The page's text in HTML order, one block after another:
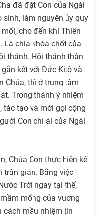
đã đặt Con của Ngài
làm nguyên ủy quy
cho đến khi Thiên
Là chìa khóa chốt của
thánh. Hội thánh thân
kết với Đức Kitô và
Chúa, thì ở trung tâm
Trong thánh ý nhiệm
tác tạo và mời gọi cộng
Con chí ái của Ngài
Chúa Con thực hiện kế
trần gian. Bằng việc
Trời ngay tại thế,
mống của vương
cách mầu nhiệm (in